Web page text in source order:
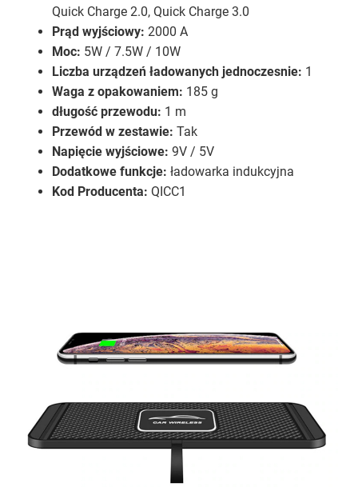
Quick Charge 2.0, Quick Charge 3.0
Prąd wyjściowy: 2000 A
Moc: 5W / 7.5W / 10W
Liczba urządzeń ładowanych jednoczesnie: 1
Waga z opakowaniem: 185 g
długość przewodu: 1 m
Przewód w zestawie: Tak
Napięcie wyjściowe: 9V / 5V
Dodatkowe funkcje: ładowarka indukcyjna
Kod Producenta: QICC1